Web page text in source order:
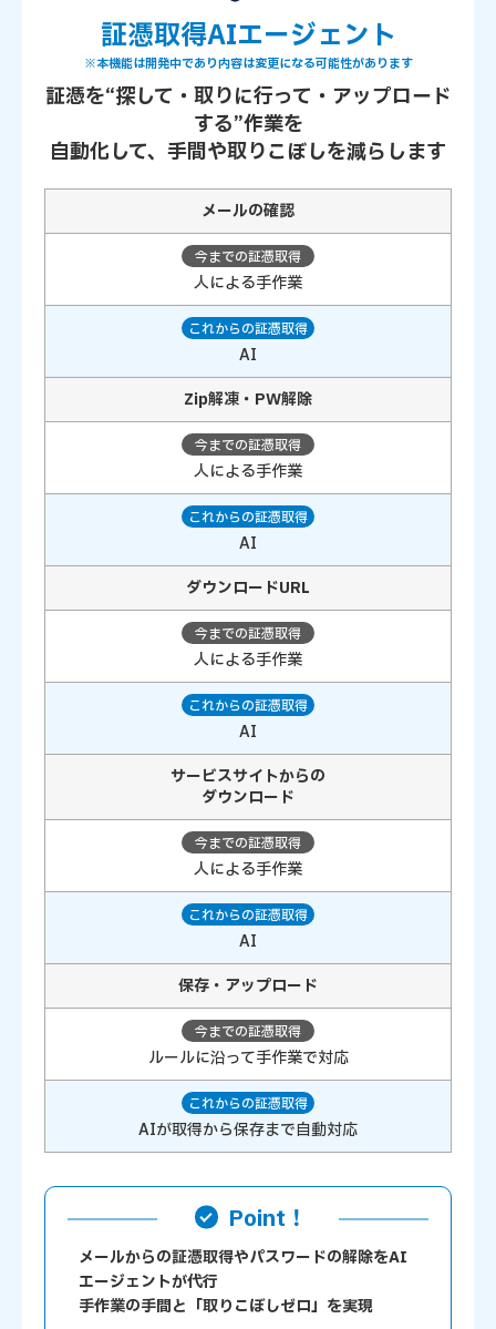
証憑取得AIエージェント
※本機能は開発中であり内容は変更になる可能性があります
証憑を“探して・取りに行って・アップロード
する”作業を
自動化して、手間や取りこぼしを減らします
メールの確認
人による手作業
AI
Zip解凍・PW解除
人による手作業
AI
ダウンロードURL
人による手作業
AI
サービスサイトからの
ダウンロード
人による手作業
AI
保存・アップロード
ルールに沿って手作業で対応
AIが取得から保存まで自動対応
Point！
メールからの証憑取得やパスワードの解除をAI
エージェントが代行
手作業の手間と「取りこぼしゼロ」を実現